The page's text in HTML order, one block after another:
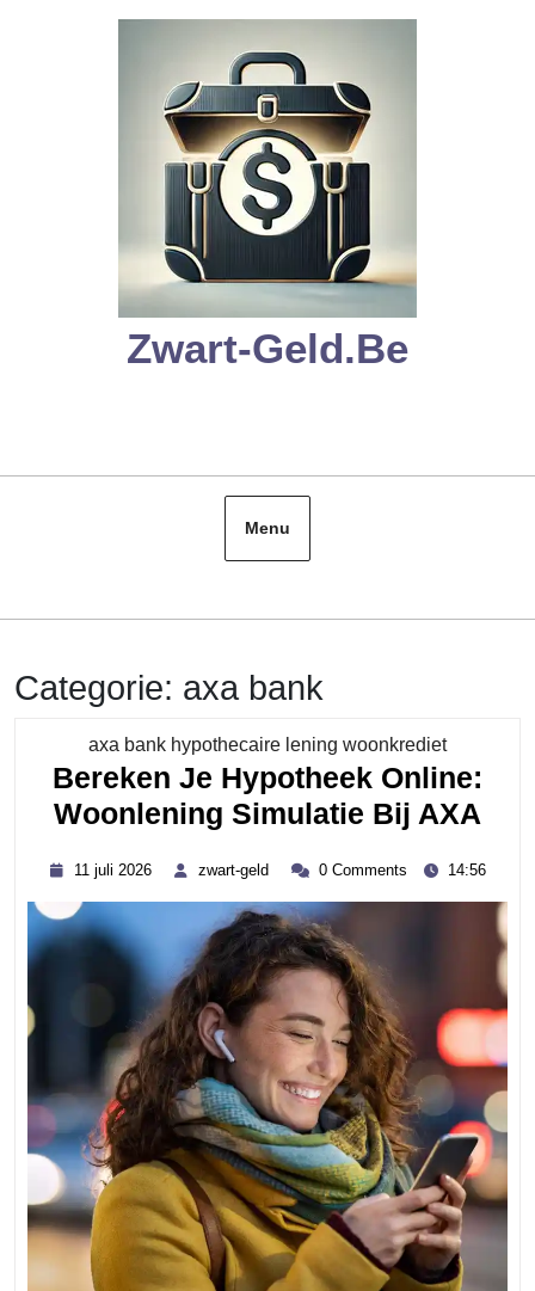
Zwart-Geld.be
Menu
Categorie: axa bank
axa bank hypothecaire lening woonkredietCategory
Bereken Je Hypotheek Online:
Woonlening Simulatie Bij AXA
Bij
11 juli 2026 zwart-geld
zwart- 0 Comments 14:56